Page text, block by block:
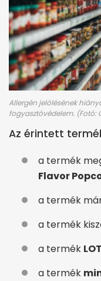
Allergén jelölésének
fogyasztóvédelem. (Fotó:
Az érintett
a termék
Flavor
a termék
a termék
a termék
a termék